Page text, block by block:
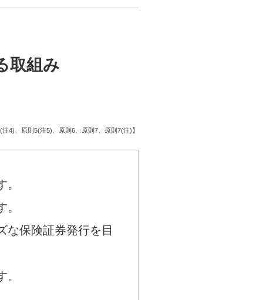
取組み
4)、原則5(注5)、原則6、原則7、原則7(注)】
な保険証券発行を目